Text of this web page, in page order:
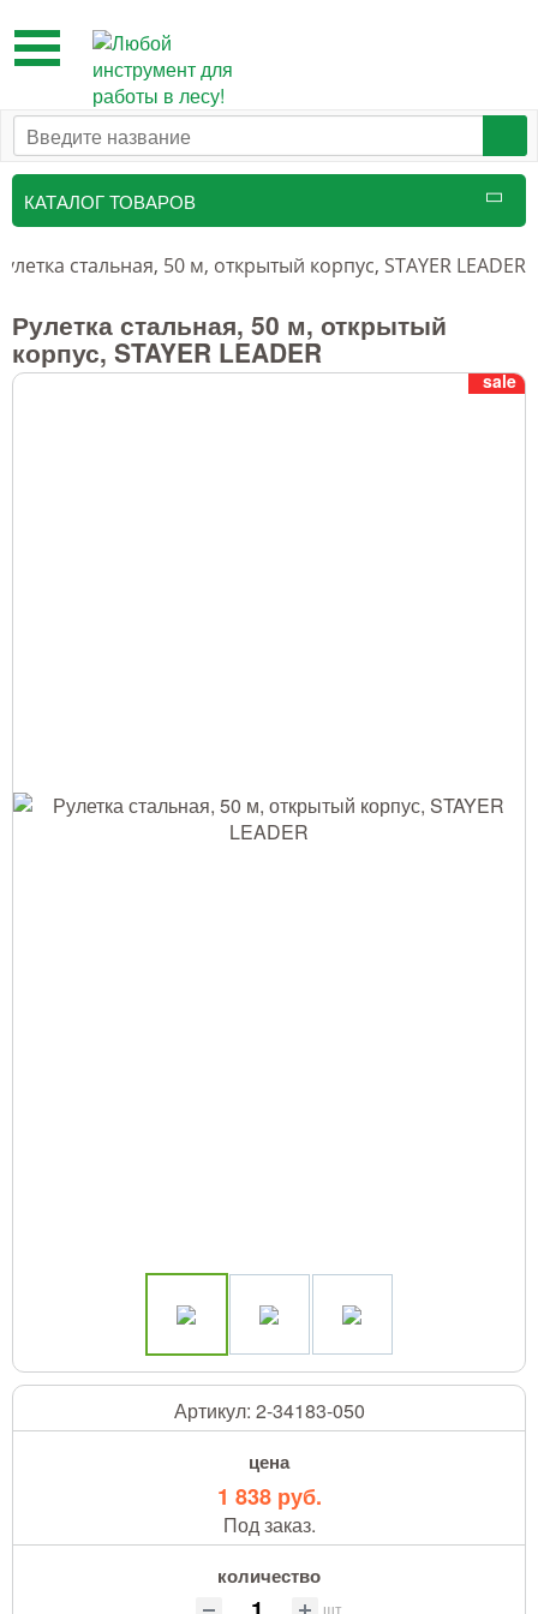
Toggle
navigation
КАТАЛОГ ТОВАРОВ
стальная, 50 м, открытый корпус, STAYER LEADER
Рулетка стальная, 50 м, открытый
корпус, STAYER LEADER
sale
Артикул: 2-34183-050
цена
1 838 руб.
Под заказ.
количество
шт